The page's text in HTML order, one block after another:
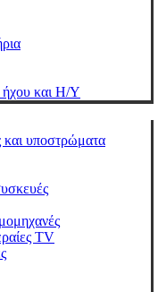
ήχου και Η/Υ
και υποστρώματα
TV